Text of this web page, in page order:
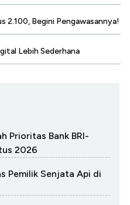
2.100, Begini Pengawasannya!
Lebih Sederhana
Prioritas Bank BRI-
2026
Pemilik Senjata Api di